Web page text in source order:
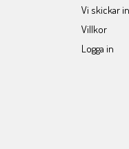
Vi skickar
Villkor
Logga in